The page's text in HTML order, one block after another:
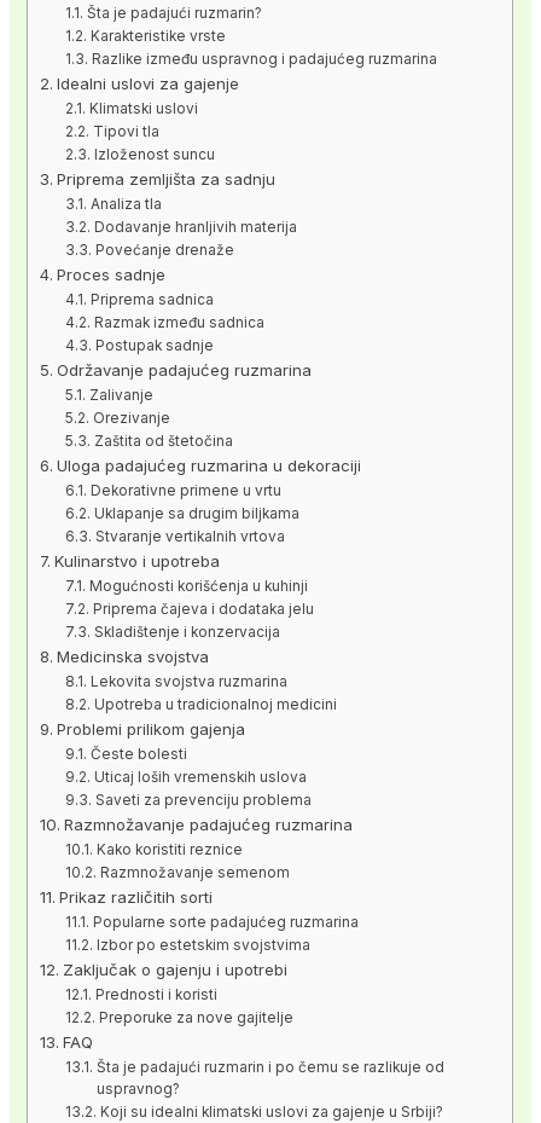
Šta je padajući ruzmarin?
Karakteristike vrste
Razlike između uspravnog i padajućeg ruzmarina
Idealni uslovi za gajenje
Klimatski uslovi
Tipovi tla
Izloženost suncu
Priprema zemljišta za sadnju
Analiza tla
Dodavanje hranljivih materija
Povećanje drenaže
Proces sadnje
Priprema sadnica
Razmak između sadnica
Postupak sadnje
Održavanje padajućeg ruzmarina
Zalivanje
Orezivanje
Zaštita od štetočina
Uloga padajućeg ruzmarina u dekoraciji
Dekorativne primene u vrtu
Uklapanje sa drugim biljkama
Stvaranje vertikalnih vrtova
Kulinarstvo i upotreba
Mogućnosti korišćenja u kuhinji
Priprema čajeva i dodataka jelu
Skladištenje i konzervacija
Medicinska svojstva
Lekovita svojstva ruzmarina
Upotreba u tradicionalnoj medicini
Problemi prilikom gajenja
Česte bolesti
Uticaj loših vremenskih uslova
Saveti za prevenciju problema
Razmnožavanje padajućeg ruzmarina
Kako koristiti reznice
Razmnožavanje semenom
Prikaz različitih sorti
Popularne sorte padajućeg ruzmarina
Izbor po estetskim svojstvima
Zaključak o gajenju i upotrebi
Prednosti i koristi
Preporuke za nove gajitelje
FAQ
Šta je padajući ruzmarin i po čemu se razlikuje od
uspravnog?
Koji su idealni klimatski uslovi za gajenje u Srbiji?